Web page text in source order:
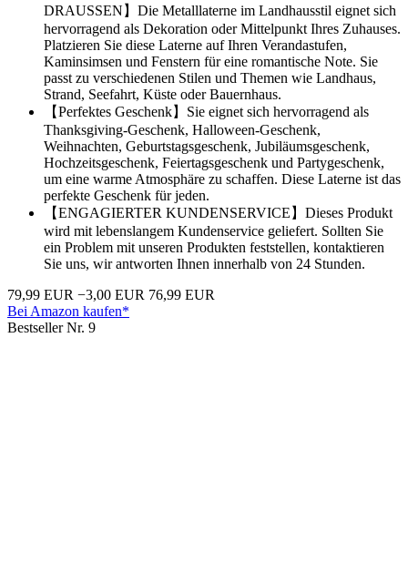
DRAUSSEN】Die Metalllaterne im Landhausstil eignet sich
hervorragend als Dekoration oder Mittelpunkt Ihres Zuhauses.
Platzieren Sie diese Laterne auf Ihren Verandastufen,
Kaminsimsen und Fenstern für eine romantische Note. Sie
passt zu verschiedenen Stilen und Themen wie Landhaus,
Strand, Seefahrt, Küste oder Bauernhaus.
【Perfektes Geschenk】Sie eignet sich hervorragend als
Thanksgiving-Geschenk, Halloween-Geschenk,
Weihnachten, Geburtstagsgeschenk, Jubiläumsgeschenk,
Hochzeitsgeschenk, Feiertagsgeschenk und Partygeschenk,
um eine warme Atmosphäre zu schaffen. Diese Laterne ist das
perfekte Geschenk für jeden.
【ENGAGIERTER KUNDENSERVICE】Dieses Produkt
wird mit lebenslangem Kundenservice geliefert. Sollten Sie
ein Problem mit unseren Produkten feststellen, kontaktieren
Sie uns, wir antworten Ihnen innerhalb von 24 Stunden.
79,99 EUR −3,00 EUR 76,99 EUR
Bei Amazon kaufen*
Bestseller Nr. 9